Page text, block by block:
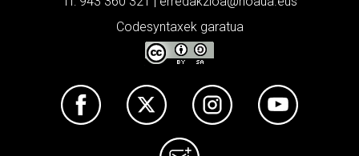
Codesyntaxek garatua